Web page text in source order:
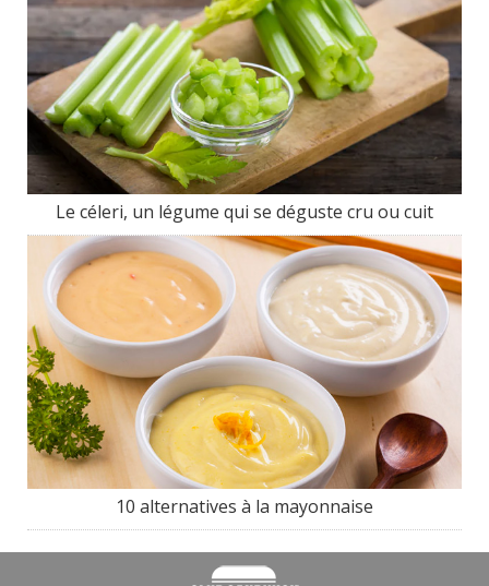
Le céleri, un légume qui se déguste cru ou cuit
10 alternatives à la mayonnaise